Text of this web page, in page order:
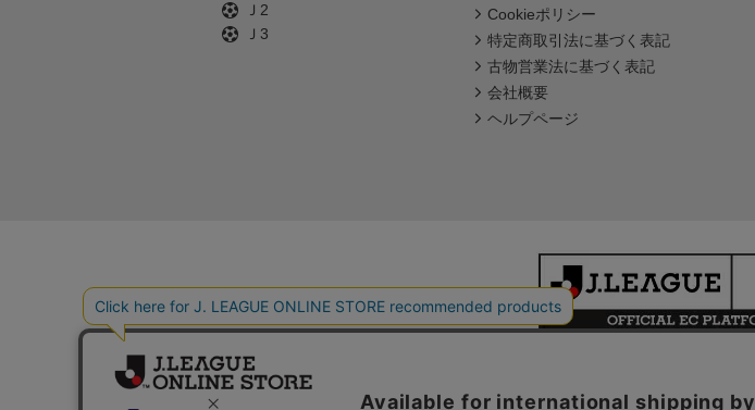
Ｊ2
Ｊ3
Cookieポリシー
特定商取引法に基づく表記
古物営業法に基づく表記
会社概要
ヘルプページ
本サイトで使用している文章・画像等の